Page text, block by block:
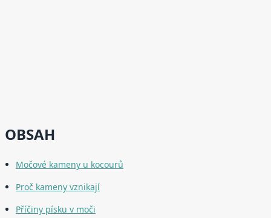
OBSAH
Močové kameny u kocourů
Proč kameny vznikají
Příčiny písku v moči